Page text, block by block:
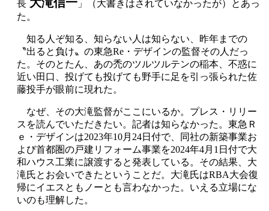
長
」（大書きはされていなかったが）とあっ
た。
知る人ぞ知る、知らない人は知らない、昨年までの
〝出ると負け〟の東急Re・デザインの監督その人だっ
た。そのとたん、あの禿のツルツルテンの稲本、不惑に
近い田口、投げても投げても野手に足を引っ張られた佐
藤投手が眼前に現れた。
なぜ、その大滝監督がここにいるか。プレス・リリー
スを読んでいただきたい。記者は知らなかった。東急Ｒ
ｅ・デザインは2023年10月24日付で、同社の新築事業お
よび首都圏の戸建リフォーム事業を2024年4月1日付で大
和ハウス工業に譲渡すると発表している。その結果、大
滝氏とお会いできたということだ。大滝氏はRBA大会復
帰にイエスともノーとも言わなかった。いえる立場にな
いのも理解した。